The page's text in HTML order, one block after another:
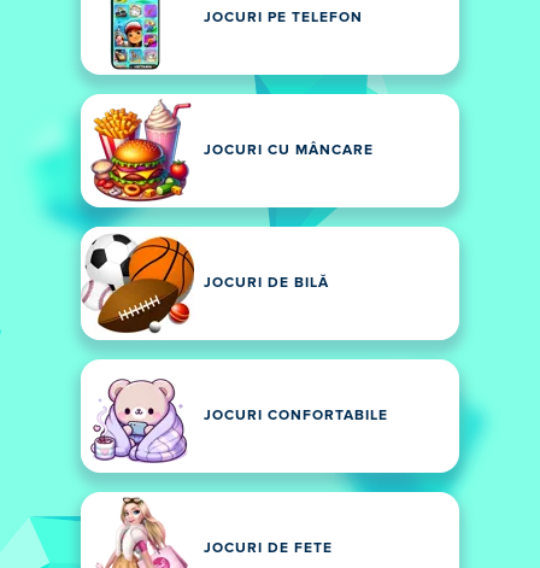
JOCURI PE TELEFON
JOCURI CU MÂNCARE
JOCURI DE BILĂ
JOCURI CONFORTABILE
JOCURI DE FETE